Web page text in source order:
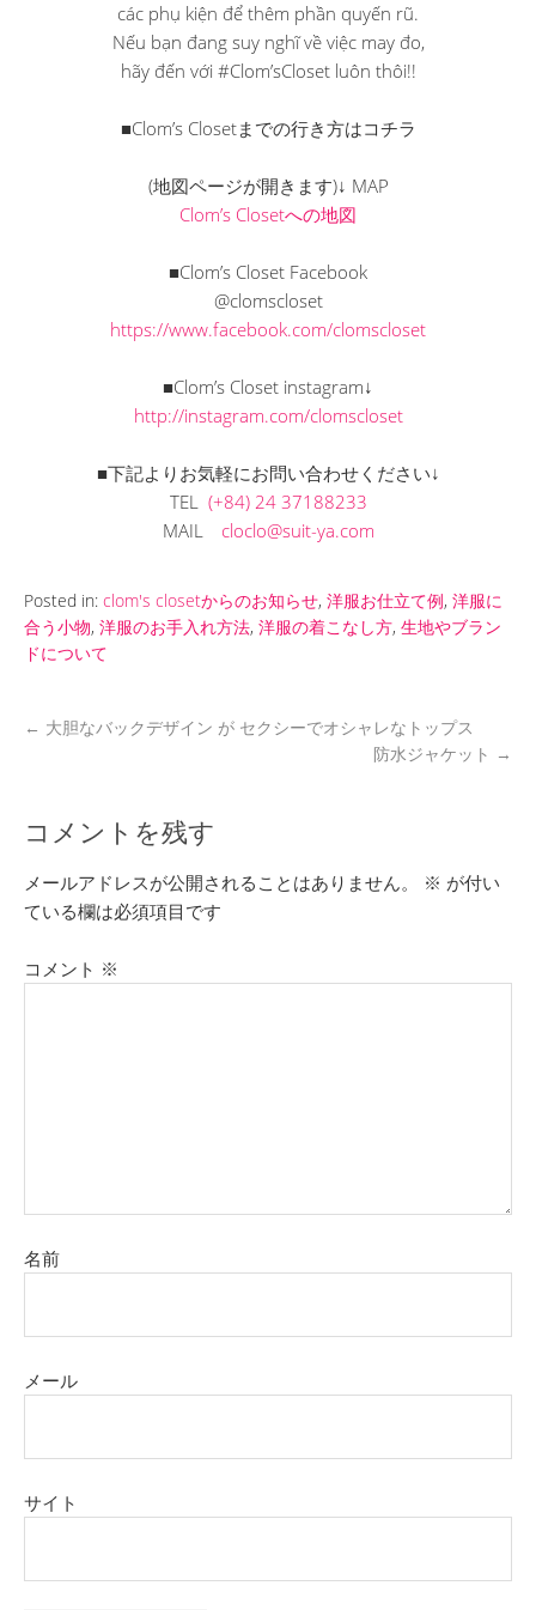
các phụ kiện để thêm phần quyến rũ.
Nếu bạn đang suy nghĩ về việc may đo,
hãy đến với #Clom’sCloset luôn thôi!!
■Clom’s Closetまでの行き方はコチラ
(地図ページが開きます)↓ MAP
Clom’s Closetへの地図
■Clom’s Closet Facebook
@clomscloset
https://www.facebook.com/clomscloset
■Clom’s Closet instagram↓
http://instagram.com/clomscloset
■下記よりお気軽にお問い合わせください↓
TEL (+84) 24 37188233
MAIL cloclo@suit-ya.com
Posted in: clom's closetからのお知らせ, 洋服お仕立て例, 洋服に
合う小物, 洋服のお手入れ方法, 洋服の着こなし方, 生地やブラン
ドについて
← 大胆なバックデザイン が セクシーでオシャレなトップス
防水ジャケット →
コメントを残す
メールアドレスが公開されることはありません。 ※ が付い
ている欄は必須項目です
コメント ※
名前
メール
サイト